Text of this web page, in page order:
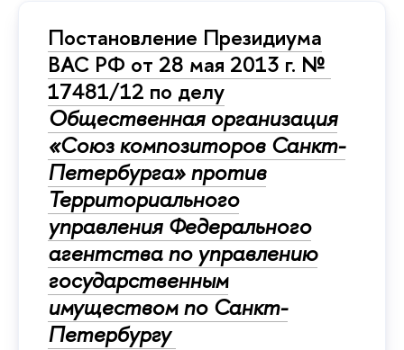
Постановление Президиума
ВАС РФ от 28 мая 2013 г. №
17481/12 по делу
Общественная организация
«Союз композиторов Санкт-
Петербурга» против
Территориального
управления Федерального
агентства по управлению
государственным
имуществом по Санкт-
Петербургу